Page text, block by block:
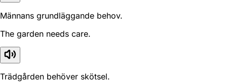
Männans grundläggande behov.
The garden needs care.
Trädgården behöver skötsel.